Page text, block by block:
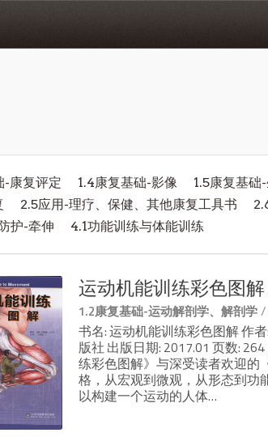
-康复评定 1.4康复基础-影像 1.5康复基础
2.5应用-理疗、保健、其他康复工具书
护-牵伸 4.1功能训练与体能训练
运动机能训练彩色图
1.2康复基础-运动解剖学、解剖学/
书名: 运动机能训练彩色图解 作
版社 出版日期: 2017.01 页数:
练彩色图解》与深受读者欢迎的
格，从宏观到微观，从形态到功
以构建一个运动的人体…